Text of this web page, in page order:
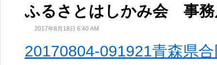
ふるさとはしかみ会 事務
2017年8月18日 6:40 AM
20170804-091921青森県